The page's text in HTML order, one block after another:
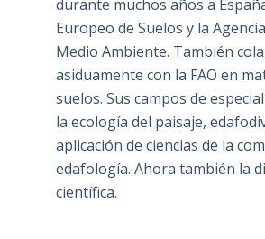
durante muchos años a
Europeo de Suelos y la
Medio Ambiente. También
asiduamente con la FAO en
suelos. Sus campos de
la ecología del paisaje,
aplicación de ciencias de la
edafología. Ahora también la
científica.